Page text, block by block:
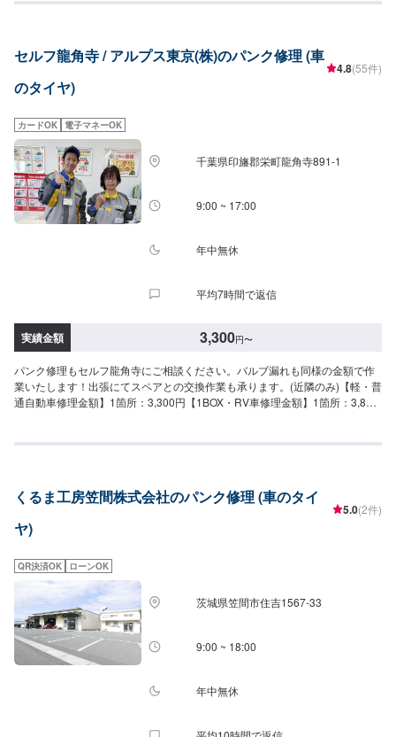
強み/●関東運輸局の"認証工場"国が指定した車の点検整備や修理を自社で行い
リット車・電気自動車の取扱工場です。（労働安全衛生法第59条で規定の
『低圧電気取扱特別教育実施工場』）●最新の設備と有資格者「指定工場」な
らではの、最新の設備と国家資格を持ったプロのスタッフが、あなたのお車
のお持ち込みは可能です！ご希望の方はオファーをお送りいただく際に、パ
ーツの詳細とお車の車検証、または車種情報をお送りください。場合によっ
ては対応できかねることもございますので、あらかじめご了承ください。\代
車について/作業中は代車をお出しすることも可能ですので、ご希望の方はお
気軽にお申し付けください。※燃料代はお客さま負担となります。\営業時
間・定休日/営業時間：8:45～18:00定休日：日曜日
セルフ龍角寺 / アルプス東京(株)のパンク修理 (車
のタイヤ)
4.8(55件)
カードOK 電子マネーOK
千葉県印旛郡栄町龍角寺891-1
9:00 ~ 17:00
年中無休
平均7時間で返信
実績金額 3,300円〜
パンク修理もセルフ龍角寺にご相談ください。バルブ漏れも同様の金額で作
業いたします！出張にてスペアとの交換作業も承ります。(近隣のみ)【軽・普
通自動車修理金額】1箇所：3,300円【1BOX・RV車修理金額】1箇所：3,850
くるま工房笠間株式会社のパンク修理 (車のタイ
ヤ)
5.0(2件)
QR決済OK ローンOK
茨城県笠間市住吉1567-33
9:00 ~ 18:00
年中無休